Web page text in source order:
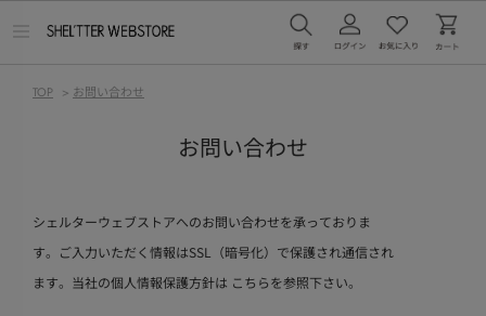
TOP > お問い合わせ
お問い合わせ
シェルターウェブストアへのお問い合わせを承っておりま
す。ご入力いただく情報はSSL（暗号化）で保護され通信され
ます。当社の個人情報保護方針は こちらを参照下さい。